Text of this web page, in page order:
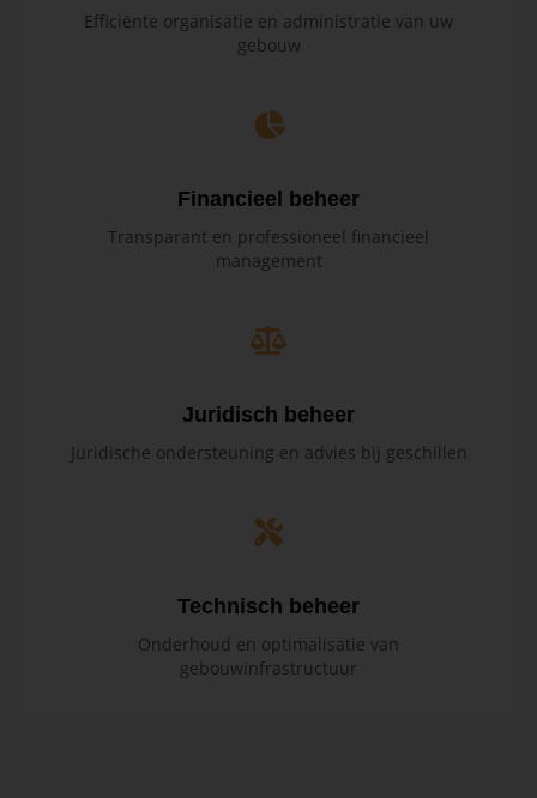
Efficiënte organisatie en administratie van uw
gebouw
Financieel beheer
Transparant en professioneel financieel
management
Juridisch beheer
Juridische ondersteuning en advies bij geschillen
Technisch beheer
Onderhoud en optimalisatie van
gebouwinfrastructuur